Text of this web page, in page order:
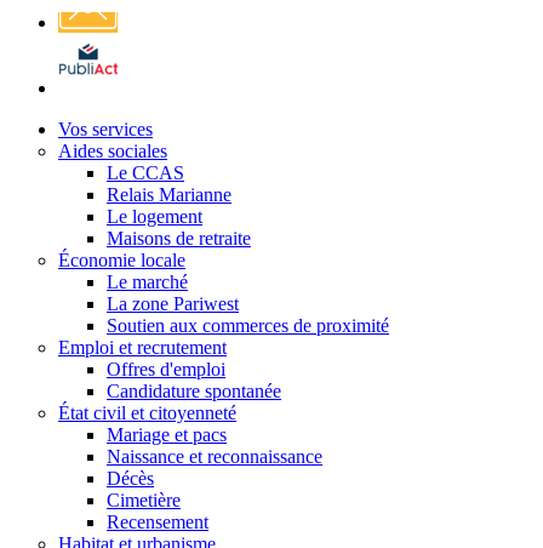
Affichage
légal
Vos services
Aides sociales
Le CCAS
Relais Marianne
Le logement
Maisons de retraite
Économie locale
Le marché
La zone Pariwest
Soutien aux commerces de proximité
Emploi et recrutement
Offres d'emploi
Candidature spontanée
État civil et citoyenneté
Mariage et pacs
Naissance et reconnaissance
Décès
Cimetière
Recensement